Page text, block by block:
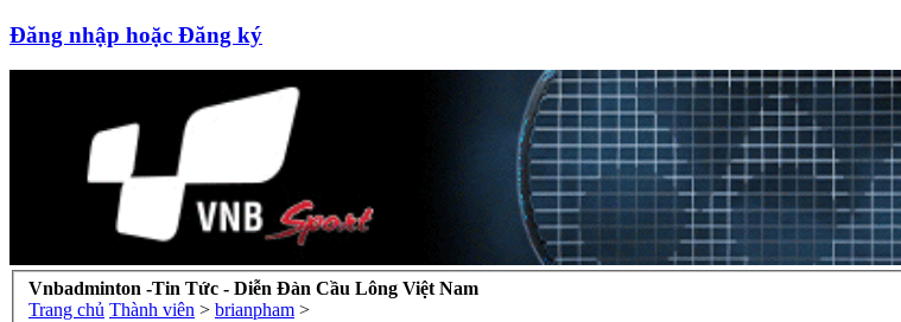
Đăng nhập hoặc Đăng ký
Vnbadminton -Tin Tức - Diễn Đàn Cầu Lông Việt Nam
Trang chủ Thành viên > brianpham >